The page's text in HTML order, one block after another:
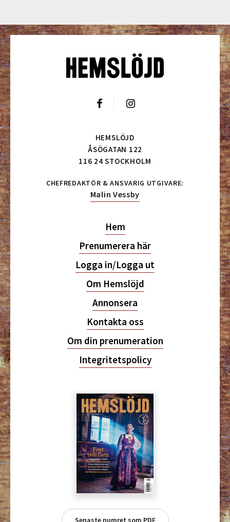
HEMSLÖJD
ÅSÖGATAN 122
116 24 STOCKHOLM
CHEFREDAKTÖR & ANSVARIG UTGIVARE:
Malin Vessby
Hem
Prenumerera här
Logga in/Logga ut
Om Hemslöjd
Annonsera
Kontakta oss
Om din prenumeration
Integritetspolicy
Senaste numret som PDF